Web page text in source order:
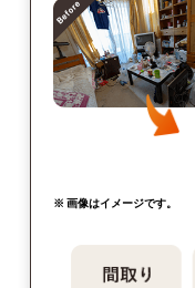
※ 画像はイメージです。